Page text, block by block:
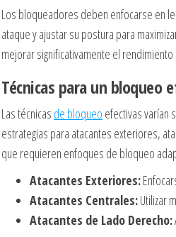
Los bloqueadores deben enfocarse en
ataque y ajustar su postura para
mejorar significativamente el
Técnicas para un
Las técnicas de bloqueo efectivas varían
estrategias para atacantes exteriores,
que requieren enfoques de bloqueo
Atacantes Exteriores:
Atacantes Centrales:Utilizar
Atacantes de Lado Derecho: